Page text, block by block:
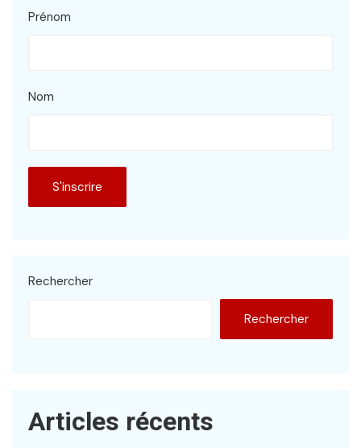
Prénom
Nom
Rechercher
Rechercher
Articles récents